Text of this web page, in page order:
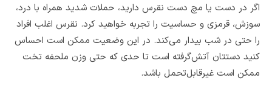
اگر در دست یا مچ دست نقرس دارید، حملات شدید همراه با درد،
سوزش، قرمزی و حساسیت را تجربه خواهید کرد. نقرس اغلب افراد
را حتی در شب بیدار می‌کند. در این وضعیت ممکن است احساس
کنید دستتان آتش‌گرفته است تا حدی که حتی وزن ملحفه تخت
ممکن است غیرقابل‌تحمل باشد.